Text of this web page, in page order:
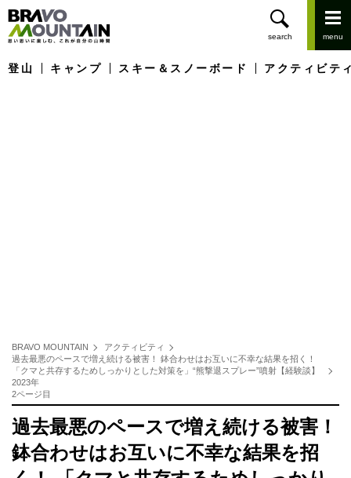
登山 キャンプ スキー＆スノーボード アクティビテ
BRAVO MOUNTAIN
アクティビティ
過去最悪のペースで増え続ける被害！ 鉢合わせはお互いに不幸な結果を招く！
「クマと共存するためしっかりとした対策を」“熊撃退スプレー”噴射【経験談】
2023年
2ページ目
過去最悪のペースで増え続ける被害！
鉢合わせはお互いに不幸な結果を招